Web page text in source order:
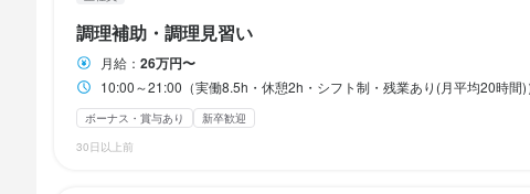
調理補助・調理見習い
月給： 26万円〜
10:00～21:00（実働8.5h・休憩2h・シフト制・残業あり(月平均20時間)
ボーナス・賞与あり
新卒歓迎
30日以上前
鉄板焼の業態ですので焼き手とお客様の間に入りコミュニケーショ
ワイン主体のドリンクメニューですのでワインの抜栓をしっかり出
この仕事のおすすめポイント
将来的には、料理長候補として、仕入れ、食材管理、メニュー開発
導・育成などの業務もお任せします。　鉄板焼きという業態ですの
識も習得していただけます。
・6か月ごとの雇用契約書取り交わし
・社会保険完備（厚生年金、雇用保険、健康保険、労災保険）社内
・受動喫煙防止措置：屋内原則禁煙（喫煙専用室あり）
制服貸与 社員登用制度あり 服装自由
特徴
学歴不問 未経験者歓迎
駅チカ(徒歩5分以内)
面接1回